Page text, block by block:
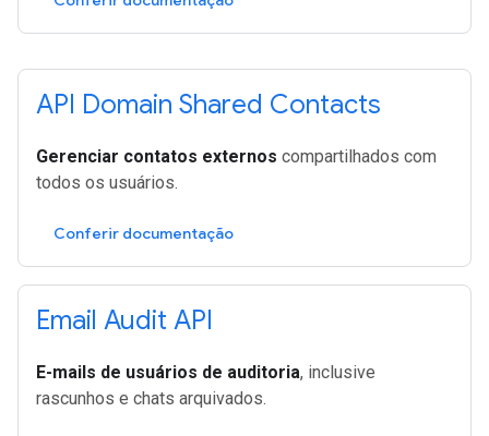
API Domain Shared Contacts
Gerenciar contatos externos compartilhados com
todos os usuários.
Conferir documentação
Email Audit API
E-mails de usuários de auditoria, inclusive
rascunhos e chats arquivados.